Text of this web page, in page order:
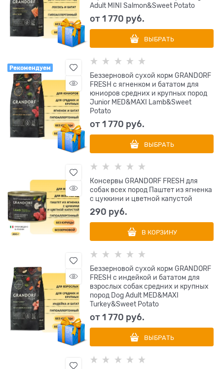
Adult MINI Salmon&Sweet Potato
от1 770 руб.
ВЫБРАТЬ
Рекомендуем
Беззерновой сухой корм GRANDORF
FRESH с ягненком и бататом для
юниоров средних и крупных пород
Junior MED&MAXI Lamb&Sweet
Potato
от1 770 руб.
ВЫБРАТЬ
Консервы GRANDORF FRESH для
собак всех пород Паштет из ягненка
с цуккини и цветной капустой
290 руб.
В КОРЗИНУ
Беззерновой сухой корм GRANDORF
FRESH с индейкой и бататом для
взрослых собак средних и крупных
пород Dog Adult MED&MAXI
Turkey&Sweet Potato
от1 770 руб.
ВЫБРАТЬ